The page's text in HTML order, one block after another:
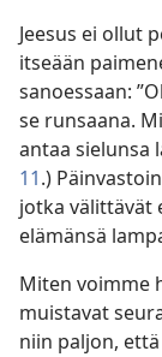
Jeesus ei ollut
itseään
sanoessaan:
se runsaana.
antaa sielunsa
11.)
jotka välittävät
elämänsä
Miten voimme
muistavat
niin paljon,